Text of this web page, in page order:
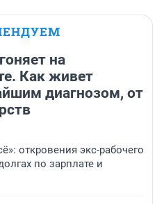
на
Как живет
диагнозом, от
откровения экс-рабочего
по зарплате и